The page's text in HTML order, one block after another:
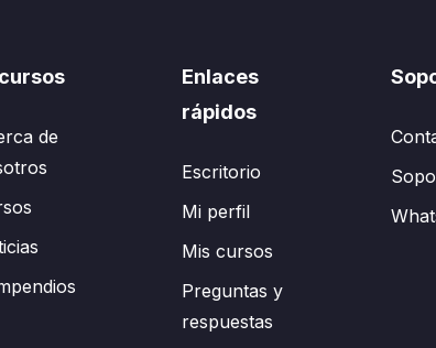
de
Enlaces
rápidos
Escritorio
Mi perfil
Mis cursos
Preguntas y
respuestas